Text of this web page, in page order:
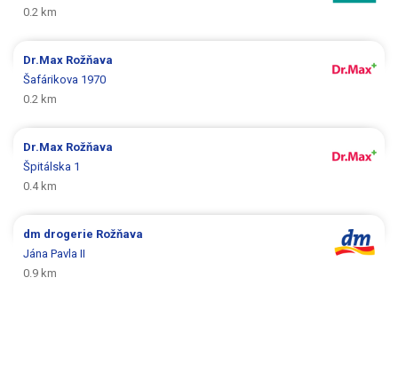
0.2 km
Dr.Max Rožňava
Šafárikova 1970
0.2 km
Dr.Max Rožňava
Špitálska 1
0.4 km
dm drogerie Rožňava
Jána Pavla II
0.9 km